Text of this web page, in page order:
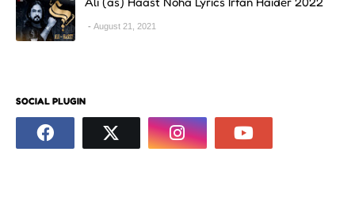
August 21, 2021
SOCIAL PLUGIN